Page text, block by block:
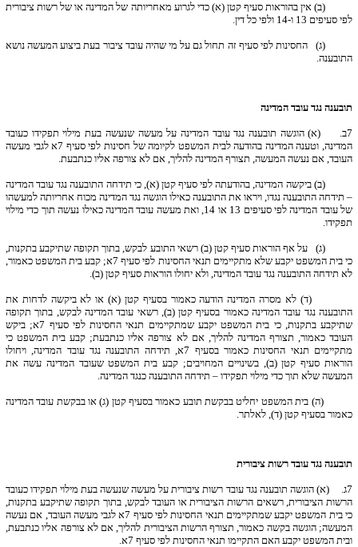
(ב) אין בהוראות סעיף קטן (א) כדי לגרוע מאחריותה של המדינה או של רשות ציבורית
לפי סעיפים 13 ו-14 ולפי כל דין.
(ג) החסינות לפי סעיף זה תחול גם על מי שהיה עובד ציבור בעת ביצוע המעשה נושא
התובענה.
תובענה נגד עובד המדינה
7ב. (א) הוגשה תובענה נגד עובד המדינה על מעשה שנעשה בעת מילוי תפקידו כעובד
המדינה, וטענה המדינה בהודעה לבית המשפט לקיומה של חסינות לפי סעיף 7א לגבי מעשה
העובד, אם נעשה המעשה, תצורף המדינה להליך, אם לא צורפה אליו כנתבעת.
(ב) ביקשה המדינה, בהודעתה לפי סעיף קטן (א), כי תידחה התובענה נגד עובד המדינה
– תידחה התובענה נגדו, ויראו את התובענה כאילו הוגשה נגד המדינה מכוח אחריותה למעשהו
של עובד המדינה לפי סעיפים 13 או 14, ואת מעשה עובד המדינה כאילו נעשה תוך כדי מילוי
תפקידו.
(ג) על אף הוראות סעיף קטן (ב) רשאי התובע לבקש, בתוך תקופה שתיקבע בתקנות,
כי בית המשפט יקבע שלא מתקיימים תנאי החסינות לפי סעיף 7א; קבע בית המשפט כאמור,
לא תידחה התובענה נגד עובד המדינה, ולא יחולו הוראות סעיף קטן (ב).
(ד) לא מסרה המדינה הודעה כאמור בסעיף קטן (א) או לא ביקשה לדחות את
התובענה נגד עובד המדינה כאמור בסעיף קטן (ב), רשאי עובד המדינה לבקש, בתוך תקופה
שתיקבע בתקנות, כי בית המשפט יקבע שמתקיימים תנאי החסינות לפי סעיף 7א; ביקש
העובד כאמור, תצורף המדינה להליך, אם לא צורפה אליו כנתבעת; קבע בית המשפט כי
מתקיימים תנאי החסינות כאמור בסעיף 7א, תידחה התובענה נגד עובד המדינה, ויחולו
הוראות סעיף קטן (ב), בשינויים המחויבים; קבע בית המשפט שעובד המדינה עשה את
המעשה שלא תוך כדי מילוי תפקידו – תידחה התובענה כנגד המדינה.
(ה) בית המשפט יחליט בבקשת תובע כאמור בסעיף קטן (ג) או בבקשת עובד המדינה
כאמור בסעיף קטן (ד), לאלתר.
תובענה נגד עובד רשות ציבורית
7ג. (א) הוגשה תובענה נגד עובד רשות ציבורית על מעשה שנעשה בעת מילוי תפקידו כעובד
הרשות הציבורית, רשאים הרשות הציבורית או העובד לבקש, בתוך תקופה שתיקבע בתקנות,
כי בית המשפט יקבע שמתקיימים תנאי החסינות לפי סעיף 7א לגבי מעשה העובד, אם נעשה
המעשה; הוגשה בקשה כאמור, תצורף הרשות הציבורית להליך, אם לא צורפה אליו כנתבעת,
ובית המשפט יקבע האם התקיימו תנאי החסינות לפי סעיף 7א.